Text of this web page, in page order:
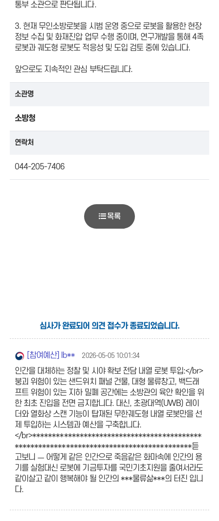
통부 소관으로 판단됩니다.
3. 현재 무인소방로봇을 시범 운영 중으로 로봇을 활용한 현장
정보 수집 및 화재진압 업무 수행 중이며, 연구개발을 통해 4족
로봇과 궤도형 로봇도 적응성 및 도입 검토 중에 있습니다.
앞으로도 지속적인 관심 부탁드립니다.
소관명
소방청
연락처
044-205-7406
목록
심사가 완료되어 의견 접수가 종료되었습니다.
[참여예산] lb** 2026-05-05 10:01:34
인간을 대체하는 정찰 및 시야 확보 전담 내열 로봇 투입:</br>
붕괴 위험이 있는 샌드위치 패널 건물, 대형 물류창고, 백드래
프트 위험이 있는 지하 밀폐 공간에는 소방관의 육안 확인을 위
한 최초 진입을 전면 금지합니다. 대신, 초광대역(UWB) 레이
더와 열화상 스캔 기능이 탑재된 무한궤도형 내열 로봇만을 선
제 투입하는 시스템과 예산을 구축합니다.
</br>*******************************************
*********************************************듣
고보니 ㅡ 어떻게 같은 인간으로 죽음같은 화마속에 인간의 용
기를 실험대신 로봇에 기금투자를 국민기초지원을 줄여서라도
같이살고 같이 행복해야 될 인간의 ***물류삶***의 터진 입니
다.